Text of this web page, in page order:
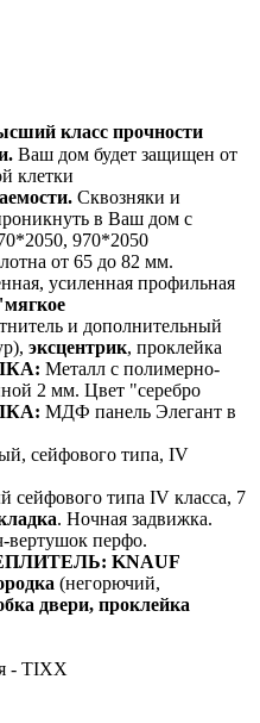
класс прочности
Ваш дом будет защищен от
клетки
Сквозняки и
в Ваш дом с
970*2050
от 65 до 82 мм.
усиленная профильная
и дополнительный
эксцентрик, проклейка
Металл с полимерно-
2 мм. Цвет "серебро
МДФ панель Элегант в
сейфового типа, IV
сейфового типа IV класса, 7
. Ночная задвижка.
перфо.
KNAUF
(негорючий,
двери, проклейка
- TIXX